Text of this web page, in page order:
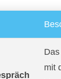
mit